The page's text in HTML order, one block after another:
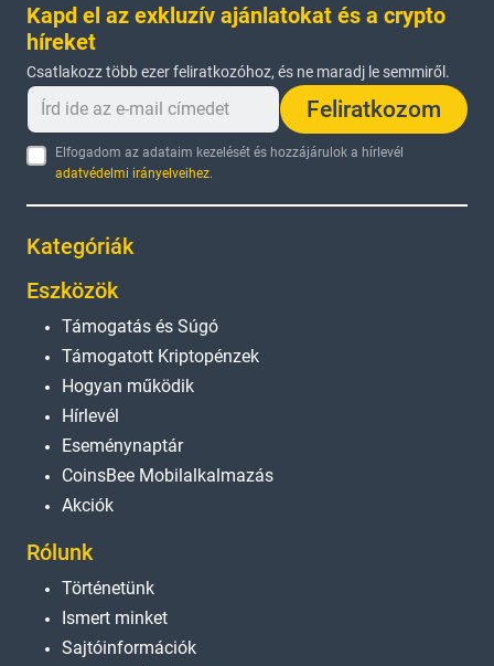
Kapd el az exkluzív ajánlatokat és a crypto
híreket
Csatlakozz több ezer feliratkozóhoz, és ne maradj le semmiről.
Feliratkozom
Elfogadom az adataim kezelését és hozzájárulok a hírlevél
adatvédelmi irányelveihez.
Kategóriák
Eszközök
Támogatás és Súgó
Támogatott Kriptopénzek
Hogyan működik
Hírlevél
Eseménynaptár
CoinsBee Mobilalkalmazás
Akciók
Rólunk
Történetünk
Ismert minket
Sajtóinformációk